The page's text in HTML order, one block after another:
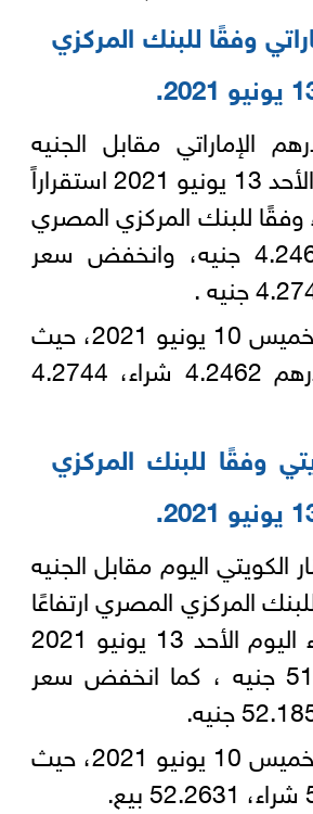
وفقًا للبنك المركزي
الإماراتي مقابل الجنيه
المصري اليوم الأحد 13 يونيو 2021 استقراراً
للبنك المركزي المصري
حيث سجل ‏‏4.2462 جنيه، وانخفض سعر
مقابل سعره الخميس 10 يونيو 2021، حيث
سجل سعر الدرهم 4.2462 شراء، ‏‏4.2744
وفقًا للبنك المركزي
الكويتي اليوم مقابل الجنيه
‏المركزي المصري ارتفاعًا
في سعر الشراء اليوم الأحد 13 يونيو 2021
ليسجل 51.8408 جنيه ، كما انخفض سعر
مقابل سعره الخميس 10 يونيو 2021، حيث